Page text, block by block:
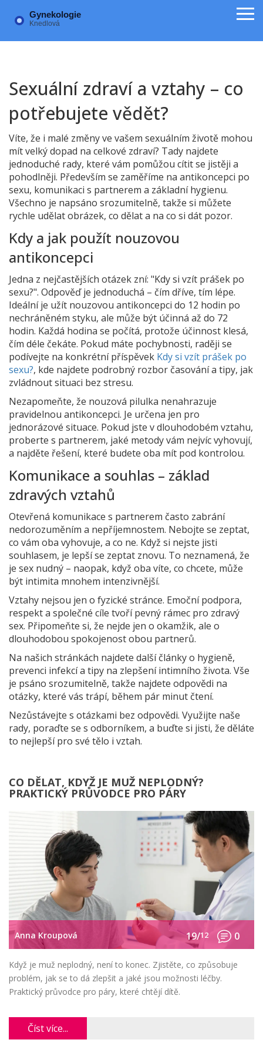
Sexuální zdraví a vztahy – co
potřebujete vědět?
Víte, že i malé změny ve vašem sexuálním životě mohou
mít velký dopad na celkové zdraví? Tady najdete
jednoduché rady, které vám pomůžou cítit se jistěji a
pohodlněji. Především se zaměříme na antikoncepci po
sexu, komunikaci s partnerem a základní hygienu.
Všechno je napsáno srozumitelně, takže si můžete
rychle udělat obrázek, co dělat a na co si dát pozor.
Kdy a jak použít nouzovou
antikoncepci
Jedna z nejčastějších otázek zní: "Kdy si vzít prášek po
sexu?". Odpověď je jednoduchá – čím dříve, tím lépe.
Ideální je užít nouzovou antikoncepci do 12 hodin po
nechráněném styku, ale může být účinná až do 72
hodin. Každá hodina se počítá, protože účinnost klesá,
čím déle čekáte. Pokud máte pochybnosti, raději se
podívejte na konkrétní příspěvek Kdy si vzít prášek po
sexu?, kde najdete podrobný rozbor časování a tipy, jak
zvládnout situaci bez stresu.
Nezapomeňte, že nouzová pilulka nenahrazuje
pravidelnou antikoncepci. Je určena jen pro
jednorázové situace. Pokud jste v dlouhodobém vztahu,
proberte s partnerem, jaké metody vám nejvíc vyhovují,
a najděte řešení, které budete oba mít pod kontrolou.
Komunikace a souhlas – základ
zdravých vztahů
Otevřená komunikace s partnerem často zabrání
nedorozuměním a nepříjemnostem. Nebojte se zeptat,
co vám oba vyhovuje, a co ne. Když si nejste jisti
souhlasem, je lepší se zeptat znovu. To neznamená, že
je sex nudný – naopak, když oba víte, co chcete, může
být intimita mnohem intenzivnější.
Vztahy nejsou jen o fyzické stránce. Emoční podpora,
respekt a společné cíle tvoří pevný rámec pro zdravý
sex. Připomeňte si, že nejde jen o okamžik, ale o
dlouhodobou spokojenost obou partnerů.
Na našich stránkách najdete další články o hygieně,
prevenci infekcí a tipy na zlepšení intimního života. Vše
je psáno srozumitelně, takže najdete odpovědi na
otázky, které vás trápí, během pár minut čtení.
Nezůstávejte s otázkami bez odpovědi. Využijte naše
rady, poraďte se s odborníkem, a buďte si jisti, že děláte
to nejlepší pro své tělo i vztah.
CO DĚLAT, KDYŽ JE MUŽ NEPLODNÝ?
PRAKTICKÝ PRŮVODCE PRO PÁRY
Anna Kroupová 19/12 0
Když je muž neplodný, není to konec. Zjistěte, co způsobuje
problém, jak se to dá zlepšit a jaké jsou možnosti léčby.
Praktický průvodce pro páry, které chtějí dítě.
Číst více...